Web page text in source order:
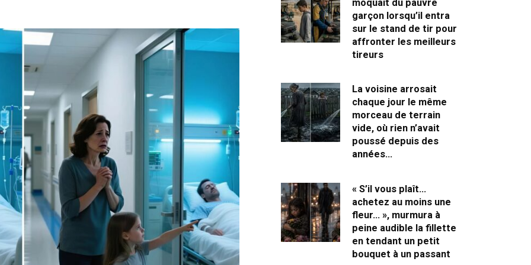
moquait du pauvre
garçon lorsqu’il entra
sur le stand de tir pour
affronter les meilleurs
tireurs
La voisine arrosait
chaque jour le même
morceau de terrain
vide, où rien n’avait
poussé depuis des
années…
« S’il vous plaît…
achetez au moins une
fleur… », murmura à
peine audible la fillette
en tendant un petit
bouquet à un passant